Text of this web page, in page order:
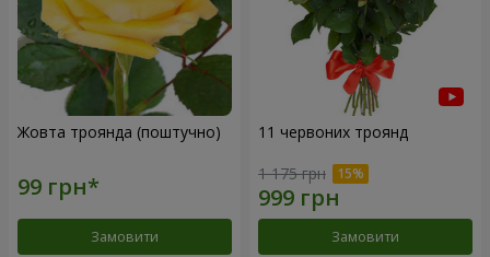
Жовта троянда (поштучно)
Замовити
11 червоних троянд
1 175 грн
Замовити